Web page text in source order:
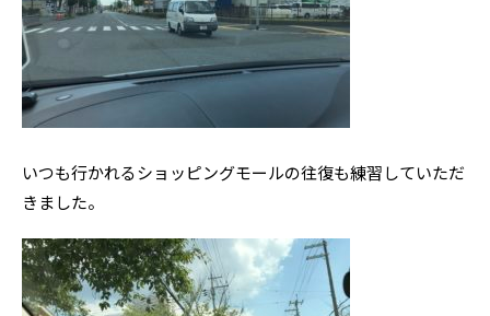
いつも行かれるショッピングモールの往復も練習していただ
きました。